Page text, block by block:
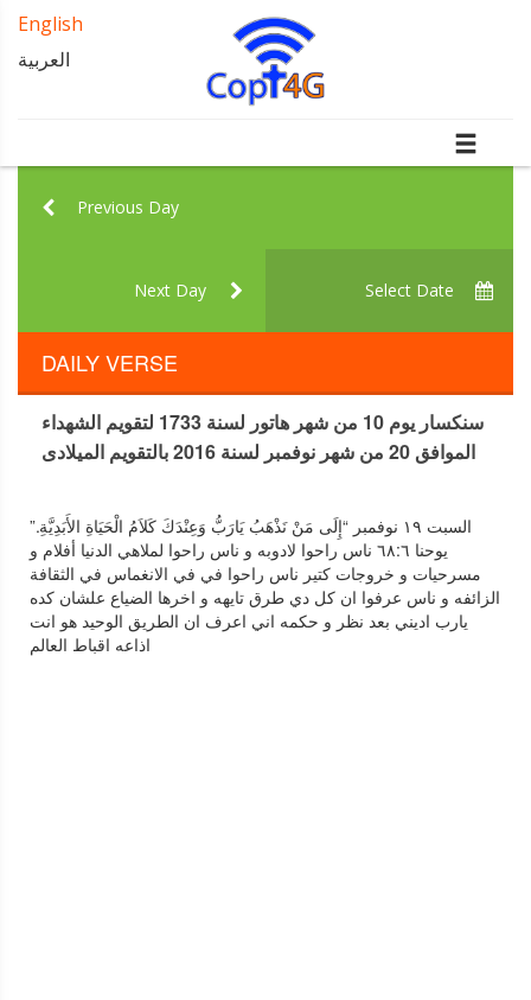
English
العربية
Previous Day
Next Day Select Date
DAILY VERSE
سنكسار يوم 10 من شهر هاتور لسنة 1733 لتقويم الشهداء
الموافق 20 من شهر نوفمبر لسنة 2016 بالتقويم الميلادى
السبت ١٩ نوفمبر “إِلَى مَنْ نَذْهَبُ يَارَبُّ وَعِنْدَكَ كَلاَمُ الْحَيَاةِ الأَبَدِيَّةِ.”
يوحنا ٦٨:٦ ناس راحوا لادوبه و ناس راحوا لملاهي الدنيا أفلام و
مسرحيات و خروجات كتير ناس راحوا في في الانغماس في الثقافة
الزائفه و ناس عرفوا ان كل دي طرق تايهه و اخرها الضياع علشان كده
يارب اديني بعد نظر و حكمه اني اعرف ان الطريق الوحيد هو انت
اذاعه اقباط العالم